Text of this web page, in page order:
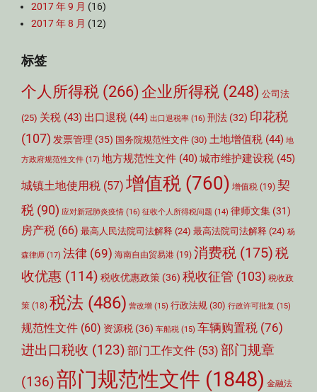
2017 年 9 月 (16)
2017 年 8 月 (12)
标签
个人所得税 (266) 企业所得税 (248) 公司法
(25) 关税 (43) 出口退税 (44) 出口退税率 (16) 刑法 (32) 印花税
(107) 发票管理 (35) 国务院规范性文件 (30) 土地增值税 (44) 地
方政府规范性文件 (17) 地方规范性文件 (40)城市维护建设税 (45)
城镇土地使用税 (57) 增值税 (760) 增值税 (19) 契
税 (90) 应对新冠肺炎疫情 (16) 征收个人所得税问题 (14) 律师文集 (31)
房产税 (66) 最高人民法院司法解释 (24) 最高法院司法解释 (24) 杨
森律师 (17) 法律 (69) 海南自由贸易港 (19) 消费税 (175)税
收优惠 (114) 税收优惠政策 (36) 税收征管 (103) 税收政
策 (18) 税法 (486) 营改增 (15) 行政法规 (30) 行政许可批复 (15)
规范性文件 (60) 资源税 (36) 车船税 (15) 车辆购置税 (76)
进出口税收 (123) 部门工作文件 (53) 部门规章
(136)部门规范性文件 (1848) 金融法